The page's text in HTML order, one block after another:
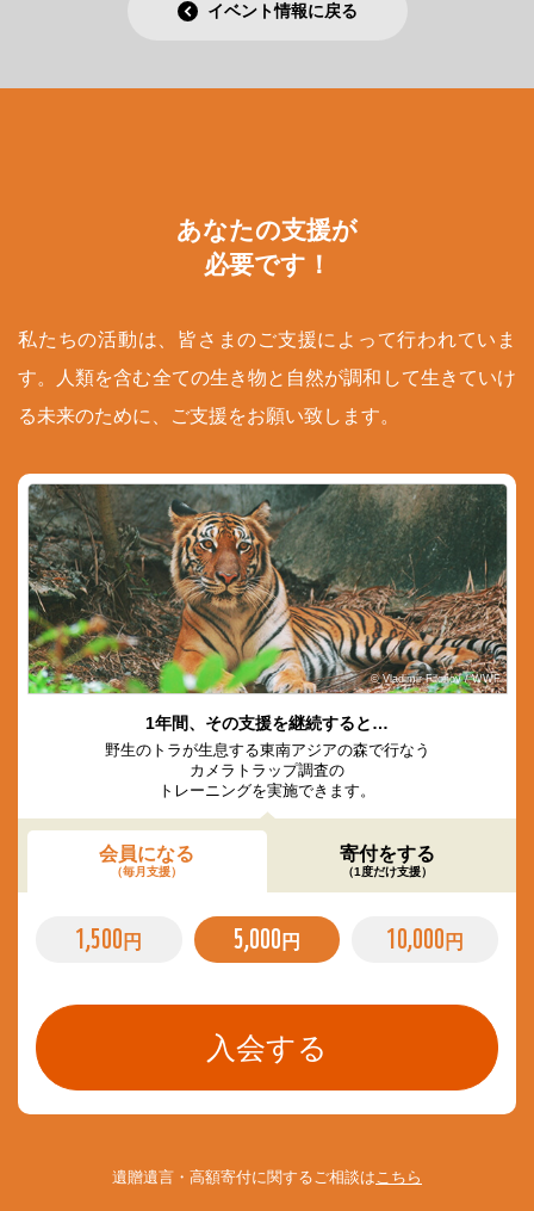
イベント情報に戻る
あなたの支援が
必要です！
私たちの活動は、皆さまのご支援によって行われていま
す。人類を含む全ての生き物と自然が調和して生きていけ
る未来のために、ご支援をお願い致します。
© Vladimir Filonov / WWF
1年間、その支援を継続すると…
野生のトラが生息する東南アジアの森で行なう
カメラトラップ調査の
トレーニングを実施できます。
会員になる
（毎月支援）
寄付をする
（1度だけ支援）
1,500 円 5,000 円 10,000 円
遺贈遺言・高額寄付に関するご相談は こちら